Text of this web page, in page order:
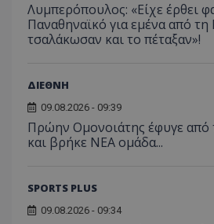
Λυμπερόπουλος: «Είχε έρθει
Παναθηναϊκό για εμένα από τη
τσαλάκωσαν και το πέταξαν»!
ΔΙΕΘΝΗ
09.08.2026 - 09:39
Πρώην Ομονοιάτης έφυγε από
και βρήκε ΝΕΑ ομάδα...
SPORTS PLUS
09.08.2026 - 09:34